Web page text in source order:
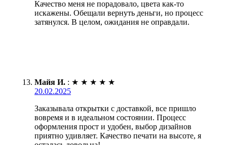
Качество меня не порадовало, цвета как-то
искажены. Обещали вернуть деньги, но процесс
затянулся. В целом, ожидания не оправдали.
Майя И. : ★ ★ ★ ★ ★
20.02.2025
Заказывала открытки с доставкой, все пришло
вовремя и в идеальном состоянии. Процесс
оформления прост и удобен, выбор дизайнов
приятно удивляет. Качество печати на высоте, я